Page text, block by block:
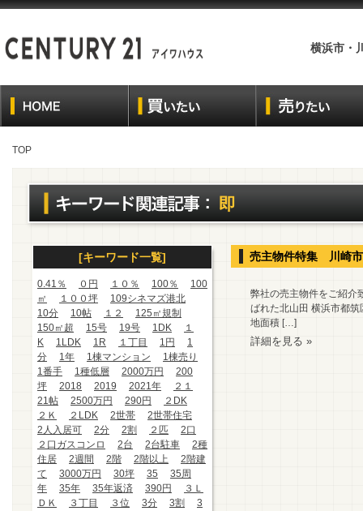
横浜市・
TOP
即
[キーワード一覧]
0.41％ ０円 １０％ 100％
100
㎡
１００坪
109シネマズ港北
10分
10帖 １２
125㎡規制
150㎡超
15号 19号 1DK
１
K
1LDK 1R １丁目 1円
1
分
1年 1棟マンション
1棟売り
1番手
1種低層 2000万円
200
坪
2018 2019 2021年
２１
21帖
2500万円 290円
２DK
２Ｋ
２LDK 2世帯
2世帯住宅
2人入居可
2分 2割 ２匹
2口
２口ガスコンロ
2台 2台駐車
2種
住居
2週間 2階 2階以上
2階建
て
3000万円 30坪 35
35周
年
35年 35年返済 390円
３Ｌ
ＤＫ
３丁目 ３位 3分 3割
3
売主物件特集 川崎
弊社の売主物件をご紹介
ばれた北山田 横浜市都
地面積 […]
詳細を見る »